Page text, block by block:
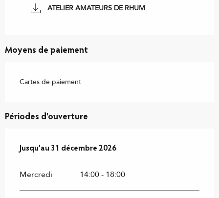
ATELIER AMATEURS DE RHUM
Moyens de paiement
Cartes de paiement
Périodes d'ouverture
Du3 avril 2026au31 décembre 2026
Jusqu'au 31 décembre 2026
Mercredi 14:00 - 18:00